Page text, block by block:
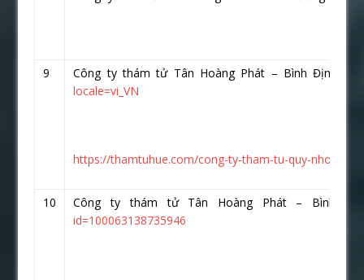
9 Công ty thám tử Tân Hoàng Phát – Bình Định
locale=vi_VN
https://thamtuhue.com/cong-ty-tham-tu-quy-nhon-uy-
10
Công ty thám tử Tân Hoàng Phát – Bình
id=100063138735946